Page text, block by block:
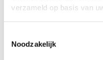
verzameld op basis van
Noodzakelijk
Afbeelding